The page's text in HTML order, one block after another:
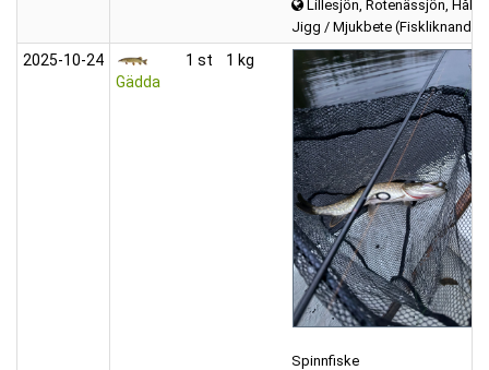
Lillesjön, Rotenässjön,
Jigg / Mjukbete (Fiskliknande)
2025‑10‑24
Gädda
1 st 1 kg
Spinnfiske